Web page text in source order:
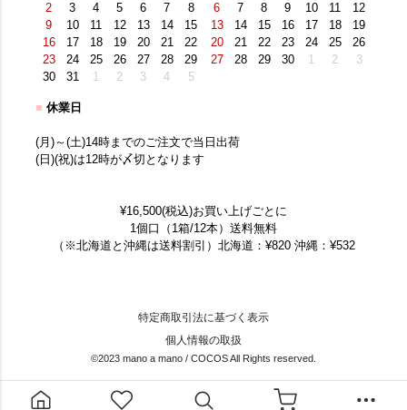
2
3 4 5 6 7
8
9
10 11 12 13 14
15
16
17 18 19 20 21
22
23
24 25 26 27 28
29
30
31 1 2 3 4 5
6
7 8 9 10 11
12
13
14 15 16 17 18
19
20
21 22 23 24 25
26
27
28 29 30 1 2 3
■ 休業日
(月)～(土)14時までのご注文で当日出荷
(日)(祝)は12時が〆切となります
¥16,500(税込)お買い上げごとに
1個口（1箱/12本）送料無料
（※北海道と沖縄は送料割引）北海道：¥820 沖縄：¥532
特定商取引法に基づく表示
個人情報の取扱
©2023 mano a mano / COCOS All Rights reserved.